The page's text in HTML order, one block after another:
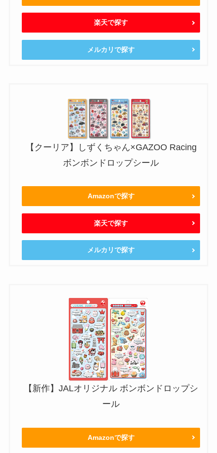
楽天で探す
メルカリで探す
【クーリア】しずくちゃん×GAZOO Racing
ボンボンドロップシール
Amazonで探す
楽天で探す
メルカリで探す
【新作】JALオリジナル ボンボンドロップシ
ール
Amazonで探す